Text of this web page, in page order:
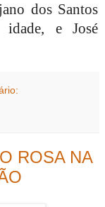
dos Santos
e José
ROSA NA